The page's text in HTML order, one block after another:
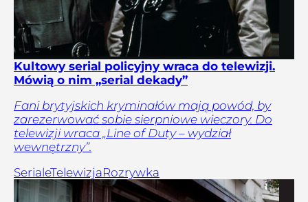
Kultowy serial policyjny wraca do telewizji.
Mówią o nim „serial dekady”
Fani brytyjskich kryminałów mają powód, by
zarezerwować sobie sierpniowe wieczory. Do
telewizji wraca „Line of Duty – wydział
wewnętrzny”.
SerialeTelewizjaRozrywka